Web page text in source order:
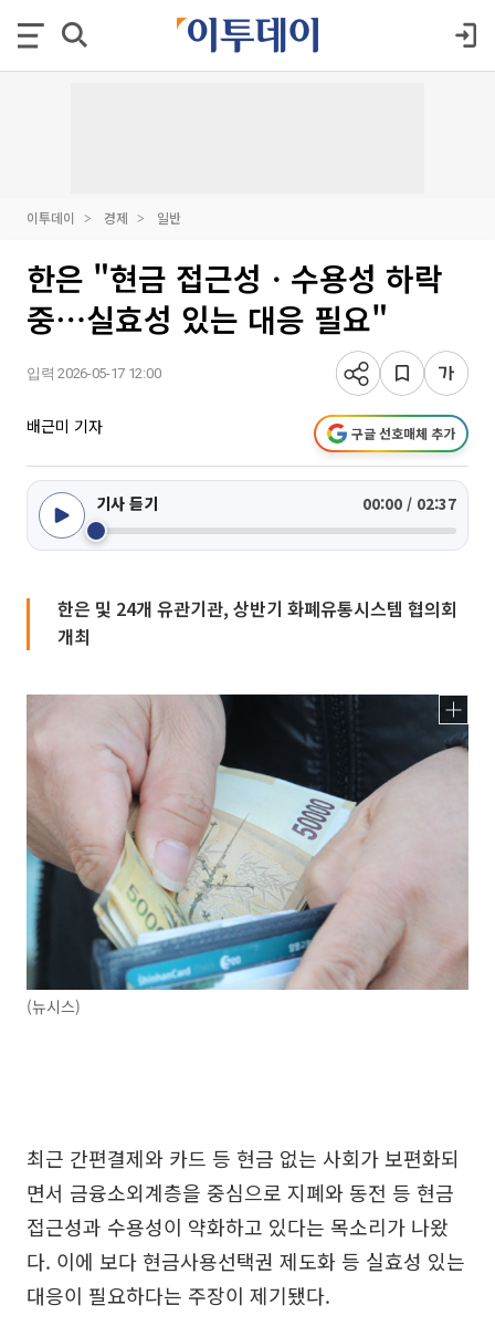
이투데이 경제 일반
한은 "현금 접근성ㆍ수용성 하락
중⋯실효성 있는 대응 필요"
입력 2026-05-17 12:00
배근미 기자 구글 선호매체 추가
기사 듣기 00:00 / 02:37
한은 및 24개 유관기관, 상반기 화폐유통시스템 협의회
개최
(뉴시스)
최근 간편결제와 카드 등 현금 없는 사회가 보편화되
면서 금융소외계층을 중심으로 지폐와 동전 등 현금
접근성과 수용성이 약화하고 있다는 목소리가 나왔
다. 이에 보다 현금사용선택권 제도화 등 실효성 있는
대응이 필요하다는 주장이 제기됐다.